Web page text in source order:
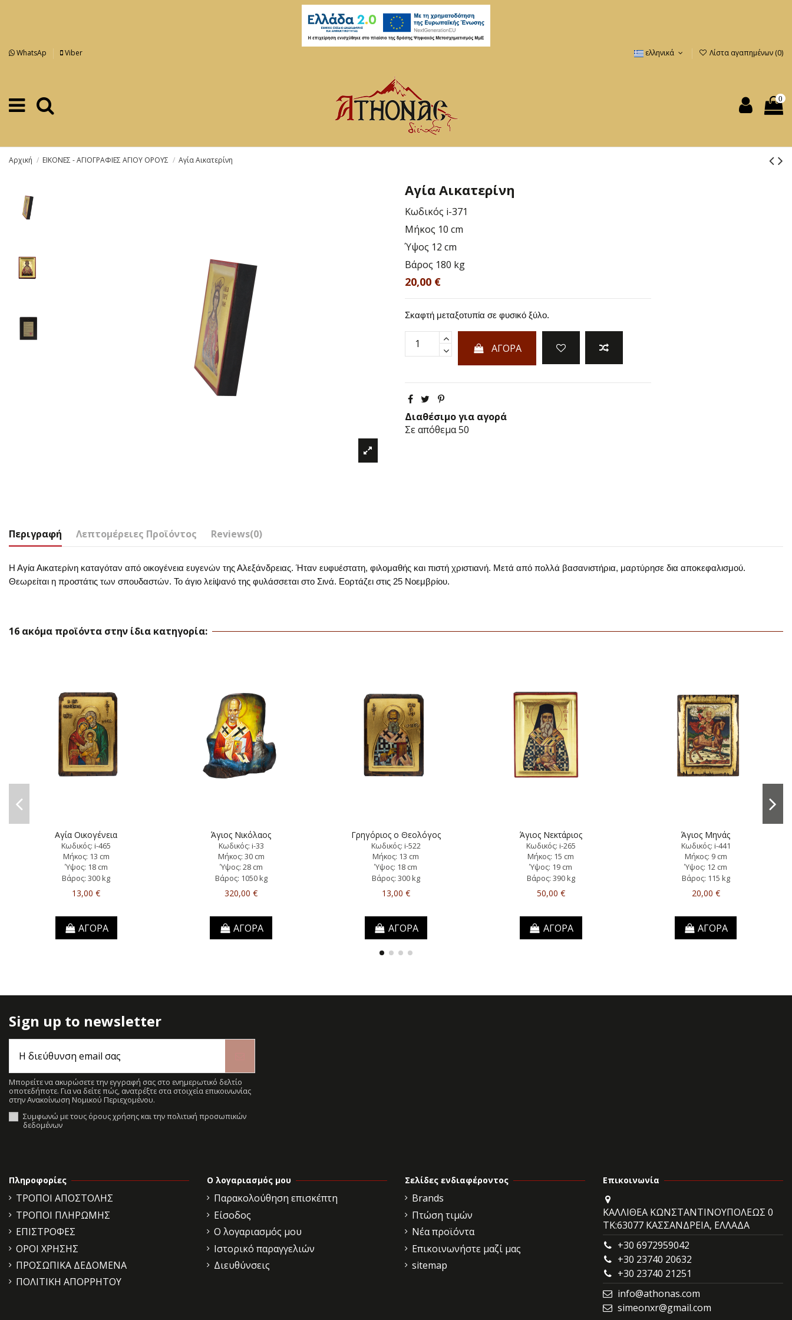
WhatsAp Viber ελληνικά Λίστα αγαπημένων (0)
0
Αρχική ΕΙΚΟΝΕΣ - ΑΓΙΟΓΡΑΦΙΕΣ ΑΓΙΟΥ ΟΡΟΥΣ Αγία Αικατερίνη
Αγία Αικατερίνη
Κωδικός i-371
Μήκος 10 cm
Ύψος 12 cm
Βάρος 180 kg
20,00 €
Σκαφτή μεταξοτυπία σε φυσικό ξύλο.
ΑΓΟΡΑ
Διαθέσιμο για αγορά
Σε απόθεμα50
Περιγραφή Λεπτομέρειες Προϊόντος Reviews(0)
Η Αγία Αικατερίνη καταγόταν από οικογένεια ευγενών της Αλεξάνδρειας. Ήταν ευφυέστατη, φιλομαθής και πιστή χριστιανή. Μετά από πολλά βασανιστήρια, μαρτύρησε δια αποκεφαλισμού.
Θεωρείται η προστάτις των σπουδαστών. Το άγιο λείψανό της φυλάσσεται στο Σινά. Εορτάζει στις 25 Νοεμβρίου.
16 ακόμα προϊόντα στην ίδια κατηγορία:
Αγία Οικογένεια
Κωδικός: i-465
Μήκος: 13 cm
Ύψος: 18 cm
Βάρος: 300 kg
13,00 €
ΑΓΟΡΑ
Άγιος Νικόλαος
Κωδικός: i-33
Μήκος: 30 cm
Ύψος: 28 cm
Βάρος: 1050 kg
320,00 €
ΑΓΟΡΑ
Γρηγόριος ο Θεολόγος
Κωδικός: i-522
Μήκος: 13 cm
Ύψος: 18 cm
Βάρος: 300 kg
13,00 €
ΑΓΟΡΑ
Άγιος Νεκτάριος
Κωδικός: i-265
Μήκος: 15 cm
Ύψος: 19 cm
Βάρος: 390 kg
50,00 €
ΑΓΟΡΑ
Άγιος Μηνάς
Κωδικός: i-441
Μήκος: 9 cm
Ύψος: 12 cm
Βάρος: 115 kg
20,00 €
ΑΓΟΡΑ
Sign up to newsletter
Μπορείτε να ακυρώσετε την εγγραφή σας στο ενημερωτικό δελτίο
οποτεδήποτε. Για να δείτε πώς, ανατρέξτε στα στοιχεία επικοινωνίας
στην Ανακοίνωση Νομικού Περιεχομένου.
Συμφωνώ με τους όρους χρήσης και την πολιτική προσωπικών
δεδομένων
Πληροφορίες
ΤΡΟΠΟΙ ΑΠΟΣΤΟΛΗΣ
ΤΡΟΠΟΙ ΠΛΗΡΩΜΗΣ
ΕΠΙΣΤΡΟΦΕΣ
ΟΡΟΙ ΧΡΗΣΗΣ
ΠΡΟΣΩΠΙΚΑ ΔΕΔΟΜΕΝΑ
ΠΟΛΙΤΙΚΗ ΑΠΟΡΡΗΤΟΥ
Ο λογαριασμός μου
Παρακολούθηση επισκέπτη
Είσοδος
Ο λογαριασμός μου
Ιστορικό παραγγελιών
Διευθύνσεις
Σελίδες ενδιαφέροντος
Brands
Πτώση τιμών
Νέα προϊόντα
Επικοινωνήστε μαζί μας
sitemap
Επικοινωνία
ΚΑΛΛΙΘΕΑ ΚΩΝΣΤΑΝΤΙΝΟΥΠΟΛΕΩΣ 0
ΤΚ:63077 ΚΑΣΣΑΝΔΡΕΙΑ, ΕΛΛΑΔΑ
+30 6972959042
+30 23740 20632
+30 23740 21251
info@athonas.com
simeonxr@gmail.com